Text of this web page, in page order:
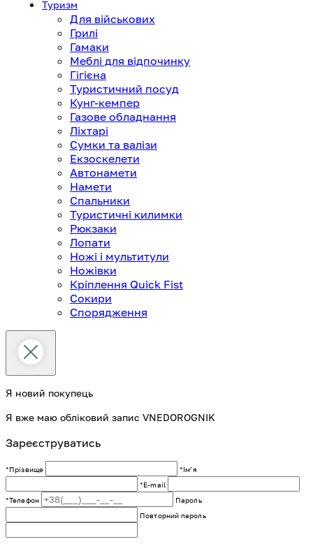
Туризм
Для військових
Грилі
Гамаки
Меблі для відпочинку
Гігієна
Туристичний посуд
Кунг-кемпер
Газове обладнання
Ліхтарі
Сумки та валізи
Екзоскелети
Автонамети
Намети
Спальники
Туристичні килимки
Рюкзаки
Лопати
Ножі і мультитули
Ножівки
Кріплення Quick Fist
Сокири
Спорядження
Я новий покупець
Я вже маю обліковий запис VNEDOROGNIK
Зареєструватись
*Прізвище
*Імʼя
*E-mail
*Телефон
Пароль
Повторний пароль